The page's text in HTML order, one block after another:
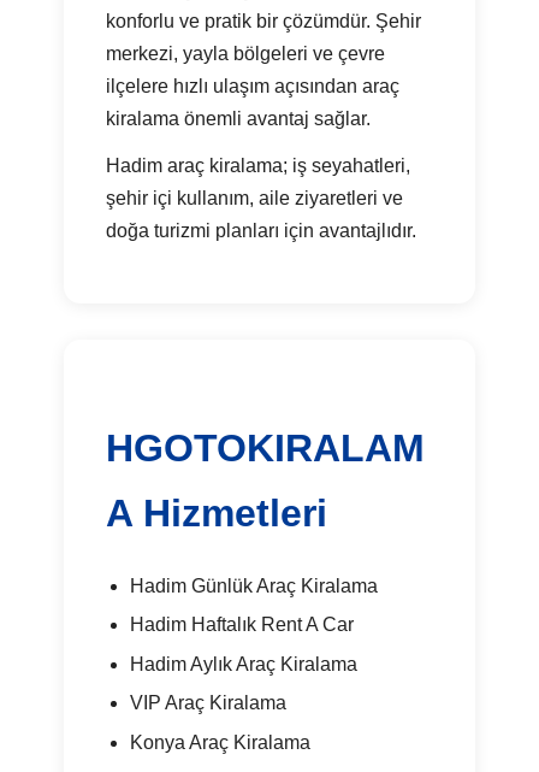
konforlu ve pratik bir çözümdür. Şehir
merkezi, yayla bölgeleri ve çevre
ilçelere hızlı ulaşım açısından araç
kiralama önemli avantaj sağlar.
Hadim araç kiralama; iş seyahatleri,
şehir içi kullanım, aile ziyaretleri ve
doğa turizmi planları için avantajlıdır.
HGOTOKIRALAM
A Hizmetleri
Hadim Günlük Araç Kiralama
Hadim Haftalık Rent A Car
Hadim Aylık Araç Kiralama
VIP Araç Kiralama
Konya Araç Kiralama